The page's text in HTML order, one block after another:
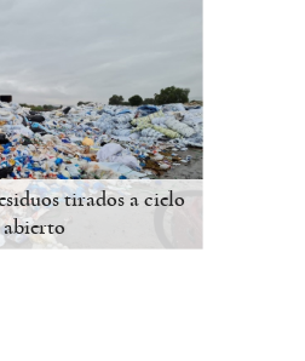
tirados a cielo
abierto